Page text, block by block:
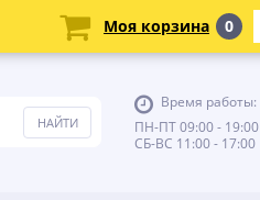
Время работы:
ПН-ПТ 09:00 - 19:00
СБ-ВС 11:00 - 17:00
Моя корзина 0